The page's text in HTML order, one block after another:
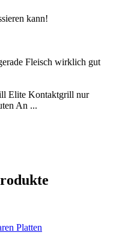
kann!
Fleisch wirklich gut
Elite Kontaktgrill nur
An ...
Platten